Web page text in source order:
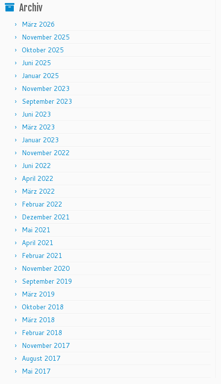
Archiv
März 2026
November 2025
Oktober 2025
Juni 2025
Januar 2025
November 2023
September 2023
Juni 2023
März 2023
Januar 2023
November 2022
Juni 2022
April 2022
März 2022
Februar 2022
Dezember 2021
Mai 2021
April 2021
Februar 2021
November 2020
September 2019
März 2019
Oktober 2018
März 2018
Februar 2018
November 2017
August 2017
Mai 2017